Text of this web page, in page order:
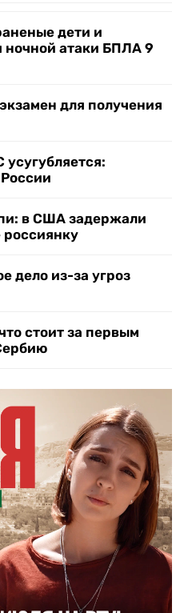
дети и
ночной атаки БПЛА 9
для получения
усугубляется:
в США задержали
дело из-за угроз
стоит за первым